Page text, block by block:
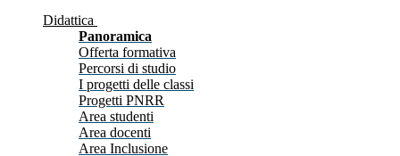
Didattica
Panoramica
Offerta formativa
Percorsi di studio
I progetti delle classi
Progetti PNRR
Area studenti
Area docenti
Area Inclusione